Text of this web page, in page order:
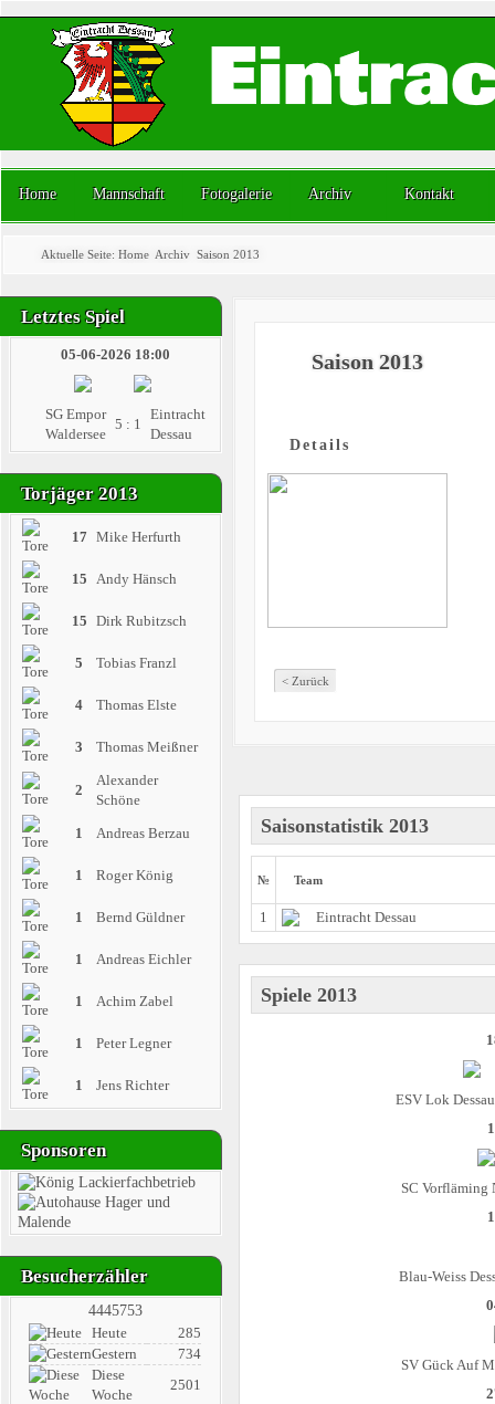
Home Mannschaft Fotogalerie Archiv Kontakt
Aktuelle Seite: Home Archiv Saison 2013
Letztes Spiel
05-06-2026 18:00
SG Empor
Waldersee
5 : 1
Eintracht
Dessau
Torjäger 2013
17 Mike Herfurth
15 Andy Hänsch
15 Dirk Rubitzsch
5 Tobias Franzl
4 Thomas Elste
3 Thomas Meißner
2
Alexander
Schöne
1
Andreas Berzau
1 Roger König
1 Bernd Güldner
1 Andreas Eichler
1 Achim Zabel
1 Peter Legner
1 Jens Richter
Sponsoren
Besucherzähler
4445753
Heute
285
Gestern
734
Diese
Woche
2501
Saison 2013
Details
< Zurück
Saisonstatistik 2013
№ Team
1 Eintracht Dessau
Spiele 2013
ESV Lok Dessau
SC Vorfläming
Blau-Weiss
SV Gück Auf